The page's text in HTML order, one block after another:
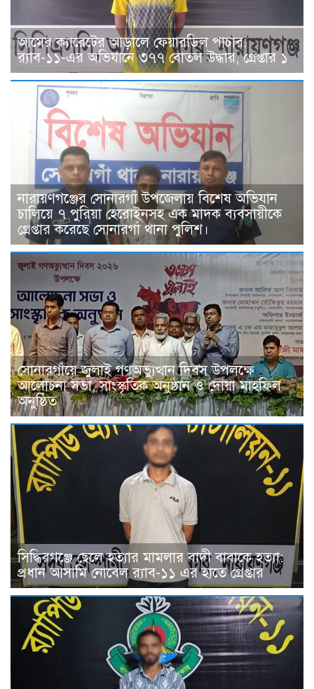
আমের ক্যারেটের আড়ালে ফেয়ারডিল পাচার:
র‍্যাব-১১-এর অভিযানে ৩৭৭ বোতল উদ্ধার, গ্রেপ্তার ১
নারায়ণগঞ্জের সোনারগাঁ উপজেলায় বিশেষ অভিযান
চালিয়ে ৭ পুরিয়া হেরোইনসহ এক মাদক ব্যবসায়ীকে
গ্রেপ্তার করেছে সোনারগাঁ থানা পুলিশ।
সোনারগাঁয়ে জুলাই গণঅভ্যুত্থান দিবস উপলক্ষে
আলোচনা সভা, সাংস্কৃতিক অনুষ্ঠান ও দোয়া মাহফিল
অনুষ্ঠিত
সিদ্ধিরগঞ্জে ছেলে হত্যার মামলার বাদী বাবাকে হত্যা:
প্রধান আসামি নোবেল র‍্যাব-১১ এর হাতে গ্রেপ্তার